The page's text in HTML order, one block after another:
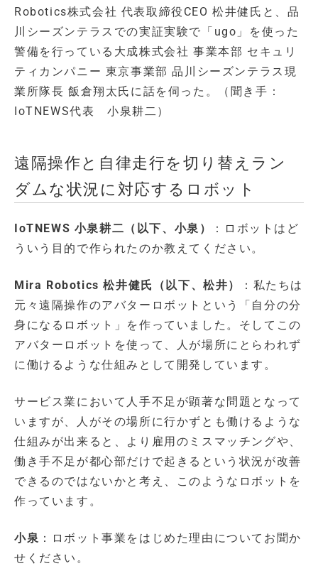
Robotics株式会社 代表取締役CEO 松井健氏と、品
川シーズンテラスでの実証実験で「ugo」を使った
警備を行っている大成株式会社 事業本部 セキュリ
ティカンパニー 東京事業部 品川シーズンテラス現
業所隊長 飯倉翔太氏に話を伺った。（聞き手：
IoTNEWS代表 小泉耕二）
遠隔操作と自律走行を切り替えラン
ダムな状況に対応するロボット
IoTNEWS 小泉耕二（以下、小泉）
：ロボットはど
ういう目的で作られたのか教えてください。
Mira Robotics 松井健氏（以下、松井）
：私たちは
元々遠隔操作のアバターロボットという「自分の分
身になるロボット」を作っていました。そしてこの
アバターロボットを使って、人が場所にとらわれず
に働けるような仕組みとして開発しています。
サービス業において人手不足が顕著な問題となって
いますが、人がその場所に行かずとも働けるような
仕組みが出来ると、より雇用のミスマッチングや、
働き手不足が都心部だけで起きるという状況が改善
できるのではないかと考え、このようなロボットを
作っています。
小泉 ：ロボット事業をはじめた理由についてお聞か
せください。